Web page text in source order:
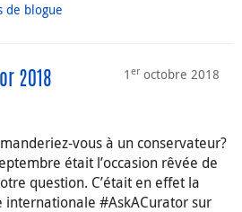
de blogue
1 er octobre 2018
2018
vous à un conservateur?
était l’occasion rêvée de
question. C’était en effet la
internationale #AskACurator sur